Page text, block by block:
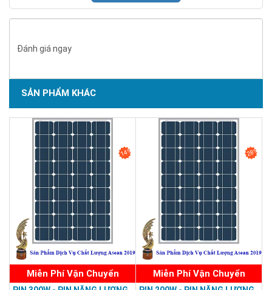
Dòng danh định
Imp
5.32 A
17.88%
(monocrystalline)
Cấu tạo tấm pin mặt trời -
EVA-TPT & Khung
nhôm
Chất lượng sản phẩm
IEC 61215, IEC
61730, TUV
Nhiệt độ hoạt động
- 40oC ~ 80oC
Kích thước
mm
1005*668*35
Trọng lượng
Kg
Bảo hành
-
10 năm
Tuổi thọ sản phẩm
-
năm
Đánh giá ngay
SẢN PHẨM KHÁC
14%
Miễn Phí Vận Chuyển
28%
Miễn Phí Vận Chuyển